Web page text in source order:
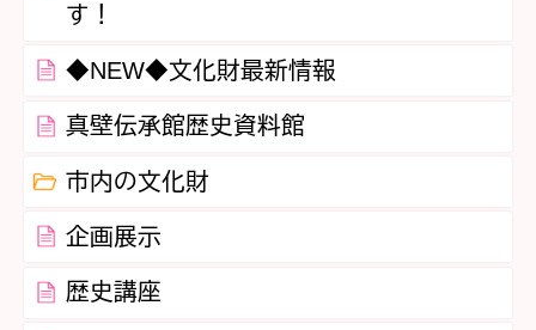
す！
◆NEW◆文化財最新情報
真壁伝承館歴史資料館
市内の文化財
企画展示
歴史講座